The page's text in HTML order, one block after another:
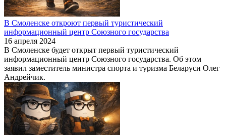
В Смоленске откроют первый туристический
информационный центр Союзного государства
16 апреля 2024
В Смоленске будет открыт первый туристический
информационный центр Союзного государства. Об этом
заявил заместитель министра спорта и туризма Беларуси Олег
Андрейчик.